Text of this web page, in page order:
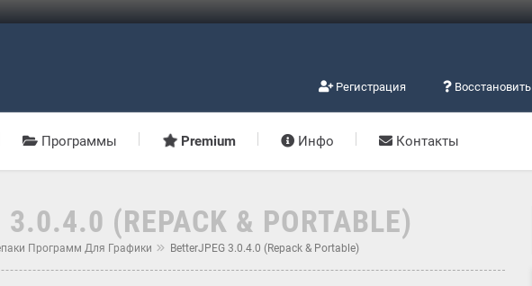
Регистрация Восстановить
Программы Premium Инфо Контакты
3.0.4.0 (REPACK & PORTABLE)
Программ Для Графики BetterJPEG 3.0.4.0 (Repack & Portable)